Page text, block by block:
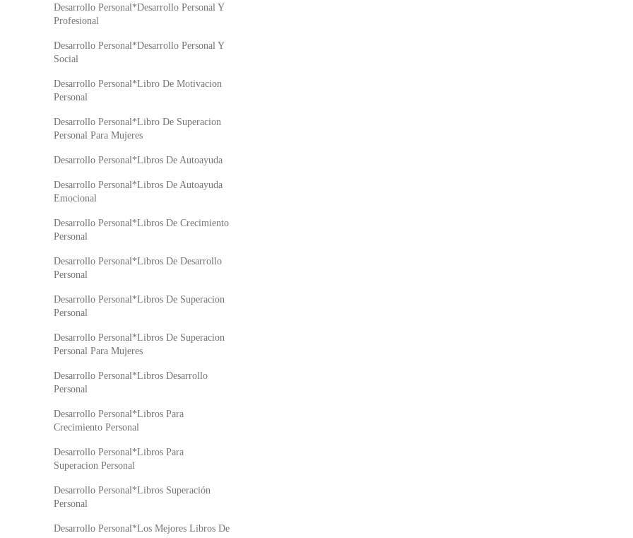
Desarrollo Personal*Desarrollo Personal Y
Profesional
Desarrollo Personal*Desarrollo Personal Y
Social
Desarrollo Personal*Libro De Motivacion
Personal
Desarrollo Personal*Libro De Superacion
Personal Para Mujeres
Desarrollo Personal*Libros De Autoayuda
Desarrollo Personal*Libros De Autoayuda
Emocional
Desarrollo Personal*Libros De Crecimiento
Personal
Desarrollo Personal*Libros De Desarrollo
Personal
Desarrollo Personal*Libros De Superacion
Personal
Desarrollo Personal*Libros De Superacion
Personal Para Mujeres
Desarrollo Personal*Libros Desarrollo
Personal
Desarrollo Personal*Libros Para
Crecimiento Personal
Desarrollo Personal*Libros Para
Superacion Personal
Desarrollo Personal*Libros Superación
Personal
Desarrollo Personal*Los Mejores Libros De